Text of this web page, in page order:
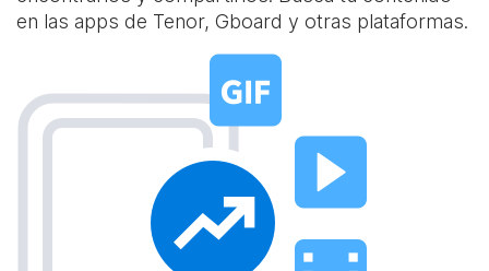
en las apps de Tenor, Gboard y otras plataformas.